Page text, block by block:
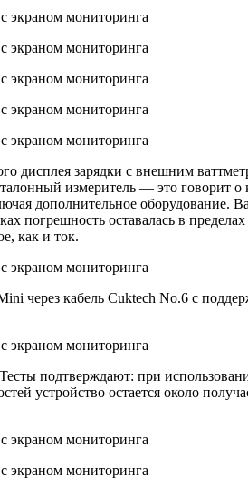
дисплея зарядки с внешним
измеритель — это говорит
дополнительное оборудование.
погрешность оставалась в
как и ток.
через кабель Cuktech No.6 с
подтверждают: при
устройство остается около